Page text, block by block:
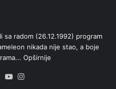
sa radom (26.12.1992) program
nikada nije stao, a boje
Opširnije
X YouTube